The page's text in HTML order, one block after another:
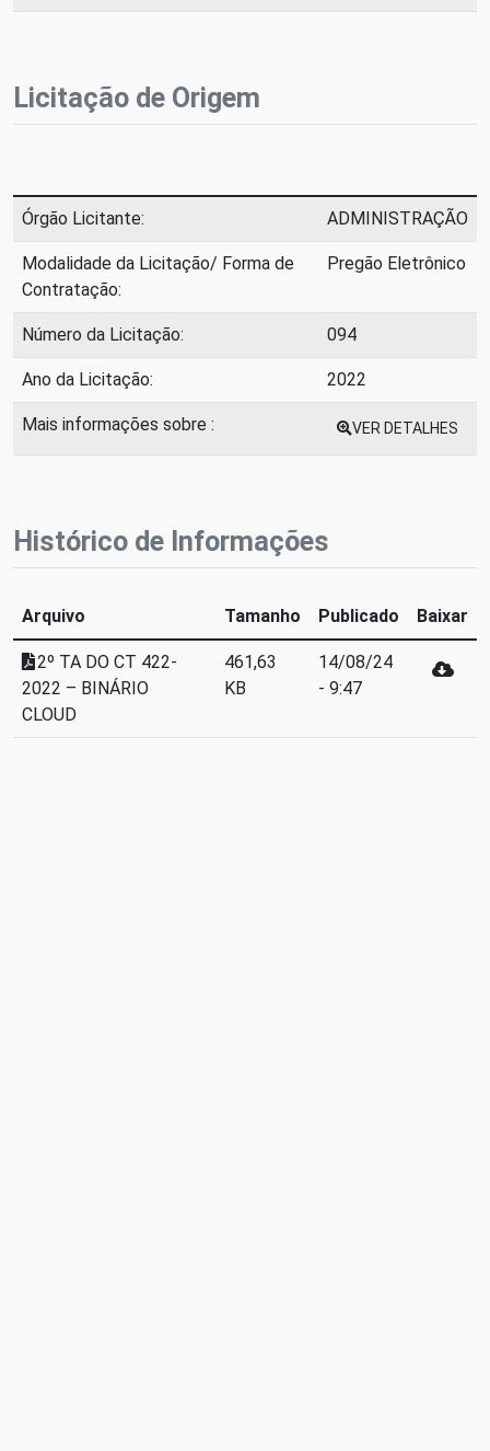
Licitação de Origem
Órgão Licitante: ADMINISTRAÇÃO
Modalidade da Licitação/ Forma de
Contratação:
Pregão Eletrônico
Número da Licitação: 094
Ano da Licitação: 2022
Mais informações sobre : VER DETALHES
Histórico de Informações
Arquivo Tamanho Publicado Baixar
2º TA DO CT 422-
2022 – BINÁRIO
CLOUD
461,63
KB
14/08/24
- 9:47